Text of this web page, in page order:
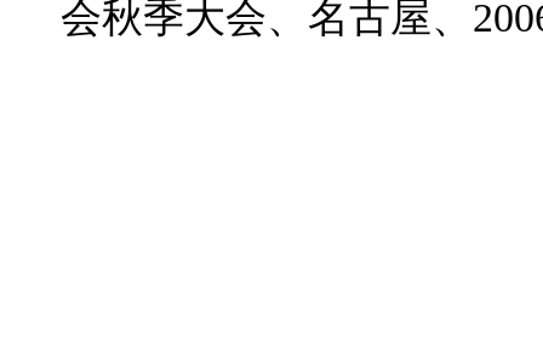
会秋季大会、名古屋、